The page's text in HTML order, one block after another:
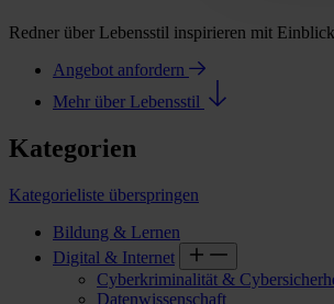
Redner über Lebensstil inspirieren mit
Angebot anfordern
Mehr über Lebensstil
Kategorien
Kategorieliste überspringen
Bildung & Lernen
Digital & Internet
Cyberkriminalität &
Datenwissenschaft